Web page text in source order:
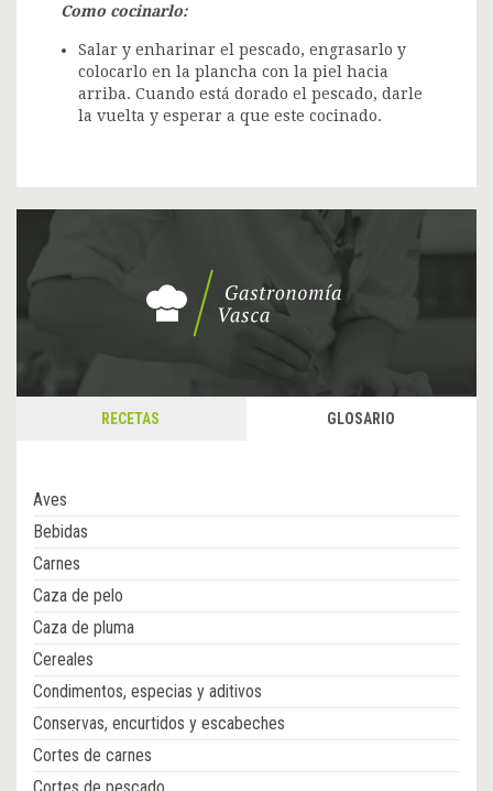
Como cocinarlo:
Salar y enharinar el pescado, engrasarlo y
colocarlo en la plancha con la piel hacia
arriba. Cuando está dorado el pescado, darle
la vuelta y esperar a que este cocinado.
RECETAS GLOSARIO
Aves
Bebidas
Carnes
Caza de pelo
Caza de pluma
Cereales
Condimentos, especias y aditivos
Conservas, encurtidos y escabeches
Cortes de carnes